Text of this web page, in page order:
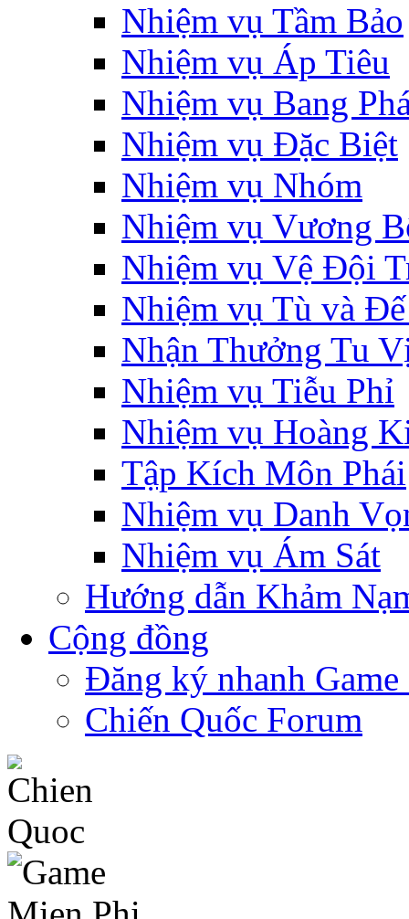
Nhiệm vụ Tầm Bảo
Nhiệm vụ Áp Tiêu
Nhiệm vụ Bang
Nhiệm vụ Đặc Biệt
Nhiệm vụ Nhóm
Nhiệm vụ Vương
Nhiệm vụ Vệ Đội
Nhiệm vụ Tù và
Nhận Thưởng Tu
Nhiệm vụ Tiễu Phỉ
Nhiệm vụ Hoàng
Tập Kích Môn Phái
Nhiệm vụ Danh
Nhiệm vụ Ám Sát
Hướng dẫn Khảm
Cộng đồng
Đăng ký nhanh
Chiến Quốc Forum